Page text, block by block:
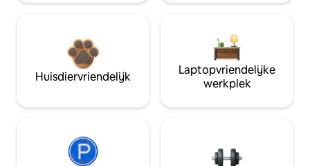
Huisdiervriendelijk
Laptopvriendelijke
werkplek